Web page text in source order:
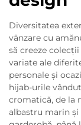
Diversitatea
vânzare cu
să creeze
variate ale
personale și
hijab-urile
cromatică, de la
albastru marin